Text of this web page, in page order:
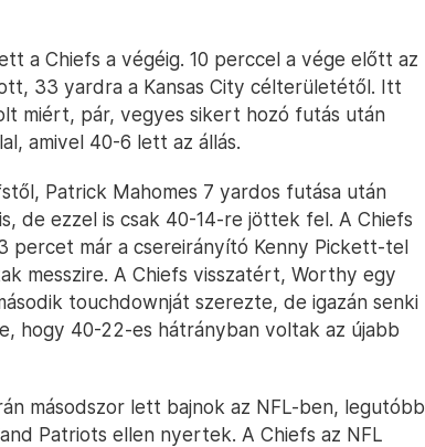
a Chiefs a végéig. 10 perccel a vége előtt az
33 yardra a Kansas City célterületétől. Itt
miért, pár, vegyes sikert hozó futás után
amivel 40-6 lett az állás.
Patrick Mahomes 7 yardos futása után
de ezzel is csak 40-14-re jöttek fel. A Chiefs
percet már a csereirányító Kenny Pickett-tel
messzire. A Chiefs visszatért, Worthy egy
touchdownját szerezte, de igazán senki
hogy 40-22-es hátrányban voltak az újabb
másodszor lett bajnok az NFL-ben, legutóbb
Patriots ellen nyertek. A Chiefs az NFL